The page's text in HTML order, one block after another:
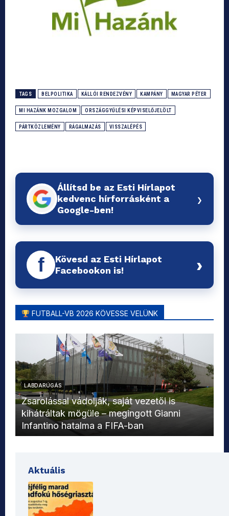
TAGS BELPOLITIKA KÁLLÓI RENDEZVÉNY KAMPÁNY MAGYAR PÉTER
MI HAZÁNK MOZGALOM ORSZÁGGYŰLÉSI KÉPVISELŐJELÖLT
PÁRTKÖZLEMÉNY RÁGALMAZÁS VISSZALÉPÉS
Állítsd be az Esti Hírlapot
kedvenc hírforrásként a
Google-ben!
›
f
Kövesd az Esti Hírlapot
Facebookon is!
›
FUTBALL-VB 2026 KÖVESSE VELÜNK
LABDARÚGÁS
Zsarolással vádolják, saját vezetői is
kihátráltak mögüle – megingott Gianni
Infantino hatalma a FIFA-ban
Aktuális